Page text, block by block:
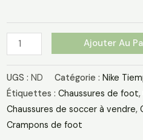
Ronaldo
Bleu
Blanc
Ajouter Au
UGS : ND Catégorie : Nike
Étiquettes : Chaussures de foot,
Chaussures de soccer à vendre,
Crampons de foot